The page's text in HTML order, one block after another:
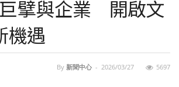
擘與企業 開啟文
機遇
By 新聞中心 - 2026/03/27 5697